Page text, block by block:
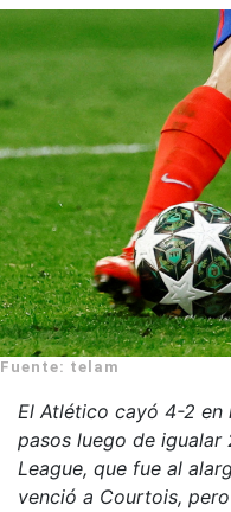
Fuente: telam
El Atlético cayó 4-2 en
pasos luego de igualar
League, que fue al
venció a Courtois,